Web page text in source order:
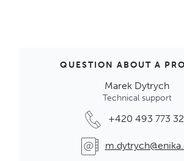
QUESTION ABOUT A
Marek Dytrych
Technical support
+420 493 773